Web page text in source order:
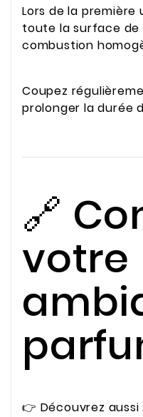
Lors de la
toute la surface de
combustion
Coupez
prolonger la durée
🔗
votre
👉 Découvrez aussi